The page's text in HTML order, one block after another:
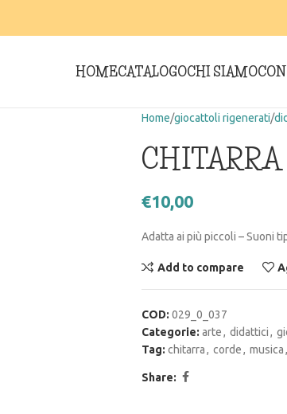
HOMECATALOGOCHI SIAMO
Home giocattoli rigenerati
€10,00
Adatta ai più piccoli – Suoni
Add to compare
COD: 029_0_037
Categorie: arte, didattici,
Tag: chitarra, corde, musica,
Share: